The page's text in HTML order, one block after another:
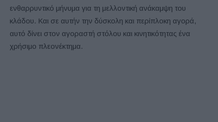
ενθαρρυντικό μήνυμα για τη μελλοντική ανάκαμψη του
κλάδου. Και σε αυτήν την δύσκολη και περίπλοκη αγορά,
αυτό δίνει στον αγοραστή στόλου και κινητικότητας ένα
χρήσιμο πλεονέκτημα.